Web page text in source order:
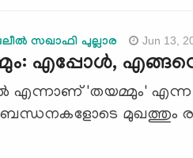
സഖാഫി പുല്ലാര Jun 13,
എപ്പോള്‍, എങ്ങനെ
'തയമ്മും' എന്ന
മുഖത്തും